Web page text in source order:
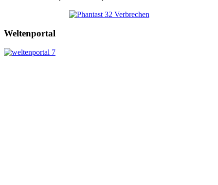
Weltenportal